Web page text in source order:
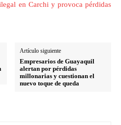
en Carchi y provoca pérdidas
Artículo siguiente
Empresarios de Guayaquil
alertan por pérdidas
millonarias y cuestionan el
nuevo toque de queda